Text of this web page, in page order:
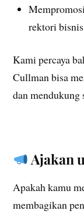
rektori bisnis
Kami percaya
Cullman bisa
dan mendukung
Ajakan
Apakah kamu
membagikan